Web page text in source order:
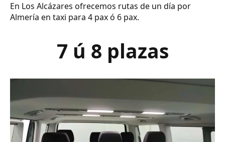
En Los Alcázares ofrecemos rutas de un día por
Almería en taxi para 4 pax ó 6 pax.
7 ú 8 plazas